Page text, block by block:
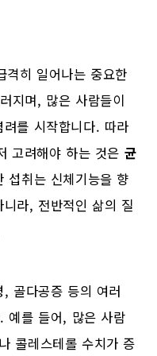
히 일어나는 중요한
지며, 많은 사람들이
를 시작합니다. 따라
고려해야 하는 것은 균
섭취는 신체기능을 향
라, 전반적인 삶의 질
골다공증 등의 여러
예를 들어, 많은 사람
콜레스테롤 수치가 증